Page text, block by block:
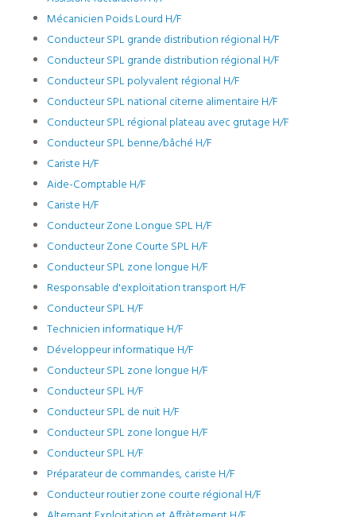
Mécanicien Poids Lourd H/F
Conducteur SPL grande distribution régional H/F
Conducteur SPL grande distribution régional H/F
Conducteur SPL polyvalent régional H/F
Conducteur SPL national citerne alimentaire H/F
Conducteur SPL régional plateau avec grutage H/F
Conducteur SPL benne/bâché H/F
Cariste H/F
Aide-Comptable H/F
Cariste H/F
Conducteur Zone Longue SPL H/F
Conducteur Zone Courte SPL H/F
Conducteur SPL zone longue H/F
Responsable d'exploitation transport H/F
Conducteur SPL H/F
Technicien informatique H/F
Développeur informatique H/F
Conducteur SPL zone longue H/F
Conducteur SPL H/F
Conducteur SPL de nuit H/F
Conducteur SPL zone longue H/F
Conducteur SPL H/F
Préparateur de commandes, cariste H/F
Conducteur routier zone courte régional H/F